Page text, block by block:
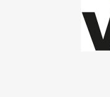
3 dagen ago